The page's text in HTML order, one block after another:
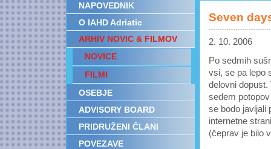
NAPOVEDNIK
O IAHD Adriatic
ARHIV NOVIC & FILMOV
NOVICE
FILMI
OSEBJE
ADVISORY BOARD
PRIDRUŽENI ČLANI
POVEZAVE
Seven
2. 10. 2006
Po sedmih
vsi, se pa lepo
delovni dopust.
sedem
se bodo javljali
internetne
(čeprav je bilo